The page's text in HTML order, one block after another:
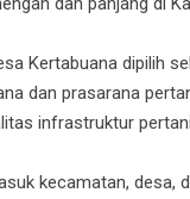
Kertabuana dipilih
dan prasarana
infrastruktur
kecamatan, desa,